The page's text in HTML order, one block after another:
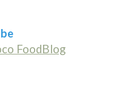
FoodBlog